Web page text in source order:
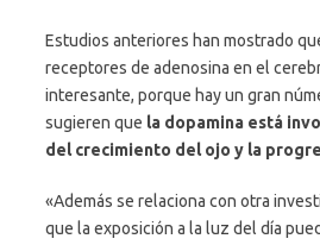
Estudios anteriores han mostrado
receptores de adenosina en el
interesante, porque hay un gran
sugieren que la dopamina está
del crecimiento del ojo y la
«Además se relaciona con otra
que la exposición a la luz del día